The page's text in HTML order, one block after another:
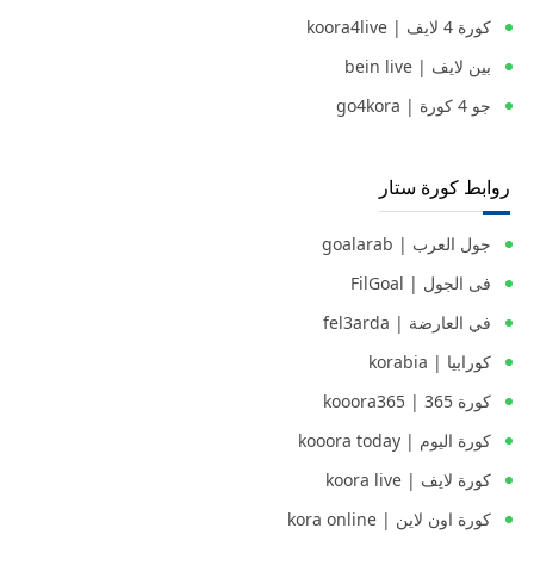
كورة 4 لايف | koora4live
بين لايف | bein live
جو 4 كورة | go4kora
روابط كورة ستار
جول العرب | goalarab
فى الجول | FilGoal
في العارضة | fel3arda
كورابيا | korabia
كورة 365 | kooora365
كورة اليوم | kooora today
كورة لايف | koora live
كورة اون لاين | kora online